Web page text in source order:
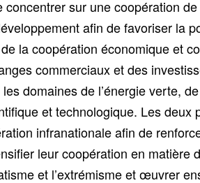
sur une coopération
afin de favoriser la
la coopération économique et
commerciaux et des
domaines de l’énergie verte,
et technologique. Les
infranationale afin de
leur coopération en matière
et l’extrémisme et œuvrer